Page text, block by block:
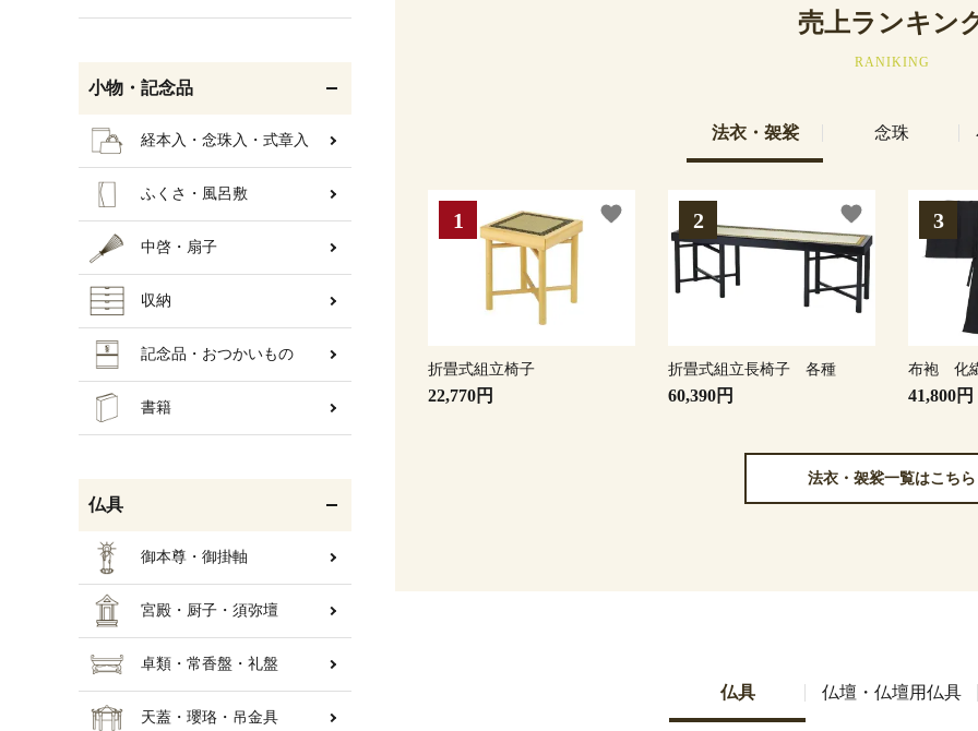
売上ランキン
RANIKING
法衣・袈裟 念珠
折畳式組立椅子
22,770円
favorite
折畳式組立長椅子 各種
60,390円
favorite
布袍 化
41,800円
法衣・袈裟一覧はこちら
仏具 仏壇・仏壇用仏具
小物・記念品
経本入・念珠入・式章入
ふくさ・風呂敷
中啓・扇子
収納
記念品・おつかいもの
書籍
仏具
御本尊・御掛軸
宮殿・厨子・須弥壇
卓類・常香盤・礼盤
天蓋・瓔珞・吊金具